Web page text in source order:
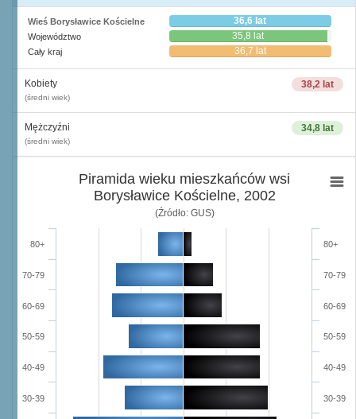
Wieś Borysławice Kościelne 36,6 lat
Województwo 35,8 lat
Cały kraj 36,7 lat
38,2 lat
Kobiety
(średni wiek)
34,8 lat
Mężczyźni
(średni wiek)
Piramida wieku mieszkańców wsi
Borysławice Kościelne, 2002
(Źródło: GUS)
30-39
40-49
50-59
60-69
70-79
80+
30-39
40-49
50-59
60-69
70-79
80+